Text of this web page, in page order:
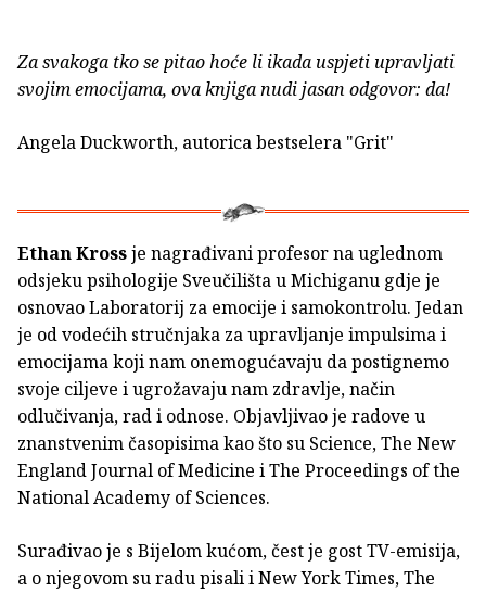
Za svakoga tko se pitao hoće li ikada uspjeti upravljati
svojim emocijama, ova knjiga nudi jasan odgovor: da!
Angela Duckworth, autorica bestselera "Grit"
Ethan Krossje nagrađivani profesor na uglednom
odsjeku psihologije Sveučilišta u Michiganu gdje je
osnovao Laboratorij za emocije i samokontrolu. Jedan
je od vodećih stručnjaka za upravljanje impulsima i
emocijama koji nam onemogućavaju da postignemo
svoje ciljeve i ugrožavaju nam zdravlje, način
odlučivanja, rad i odnose. Objavljivao je radove u
znanstvenim časopisima kao što su Science, The New
England Journal of Medicine i The Proceedings of the
National Academy of Sciences.
Surađivao je s Bijelom kućom, čest je gost TV-emisija,
a o njegovom su radu pisali i New York Times, The